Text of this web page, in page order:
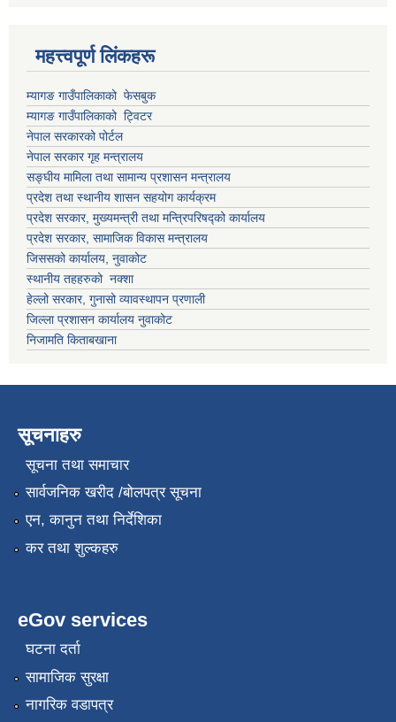
महत्त्वपूर्ण लिंकहरू
म्यागङ गाउँपालिकाको फेसबुक
म्यागङ गाउँपालिकाको ट्विटर
नेपाल सरकारको पोर्टल
नेपाल सरकार गृह मन्त्रालय
सङ्घीय मामिला तथा सामान्य प्रशासन मन्त्रालय
प्रदेश तथा स्थानीय शासन सहयोग कार्यक्रम
प्रदेश सरकार, मुख्यमन्त्री तथा मन्त्रिपरिषद्को कार्यालय
प्रदेश सरकार, सामाजिक विकास मन्त्रालय
जिससको कार्यालय, नुवाकोट
स्थानीय तहहरुको नक्शा
हेल्लो सरकार, गुनासो व्यावस्थापन प्रणाली
जिल्ला प्रशासन कार्यालय नुवाकोट
निजामति किताबखाना
सूचनाहरु
सूचना तथा समाचार
सार्वजनिक खरीद /बोलपत्र सूचना
एन, कानुन तथा निर्देशिका
कर तथा शुल्कहरु
eGov services
घटना दर्ता
सामाजिक सुरक्षा
नागरिक वडापत्र